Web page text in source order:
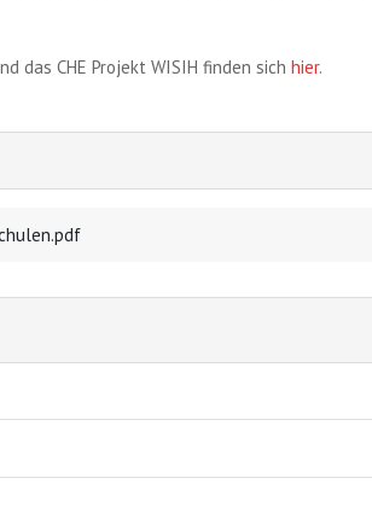
das CHE Projekt WISIH finden sich hier.